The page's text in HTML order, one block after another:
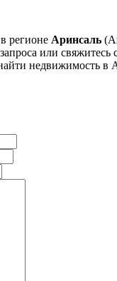
регионе Аринсаль
или свяжитесь
недвижимость в